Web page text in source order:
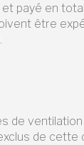
payé en
être
de
de cette